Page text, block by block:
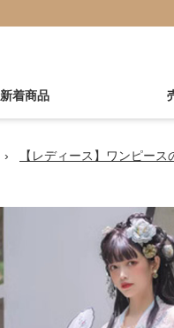
新着商品
› 【レディース】ワンピース